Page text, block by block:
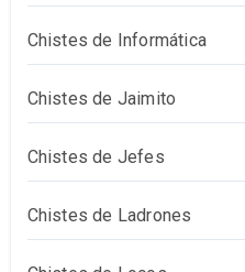
Chistes de Informática
Chistes de Jaimito
Chistes de Jefes
Chistes de Ladrones